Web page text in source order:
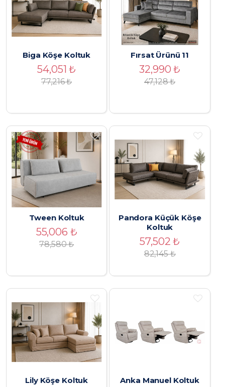
Biga Köşe Koltuk
54,051₺
77,216₺
Fırsat Ürünü 11
32,990₺
47,128₺
Tween Koltuk
55,006 ₺
78,580₺
Pandora Küçük Köşe
Koltuk
57,502₺
82,145₺
Lily Köşe Koltuk Anka Manuel Koltuk